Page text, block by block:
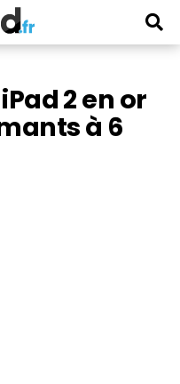
2 en or
à 6